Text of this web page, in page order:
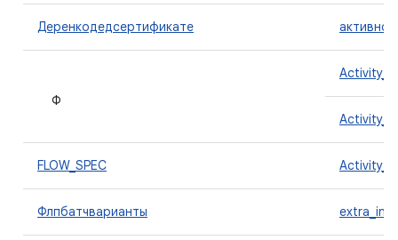
Деренкодедсертификате
Ф
FLOW_SPEC
Флпбатчварианты